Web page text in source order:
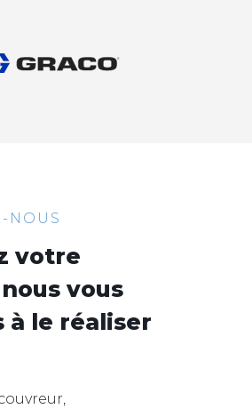
NOUS
votre
vous
à le réaliser